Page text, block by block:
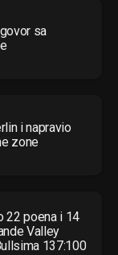
sa
i napravio
zone
22 poena i 14
Valley
137:100